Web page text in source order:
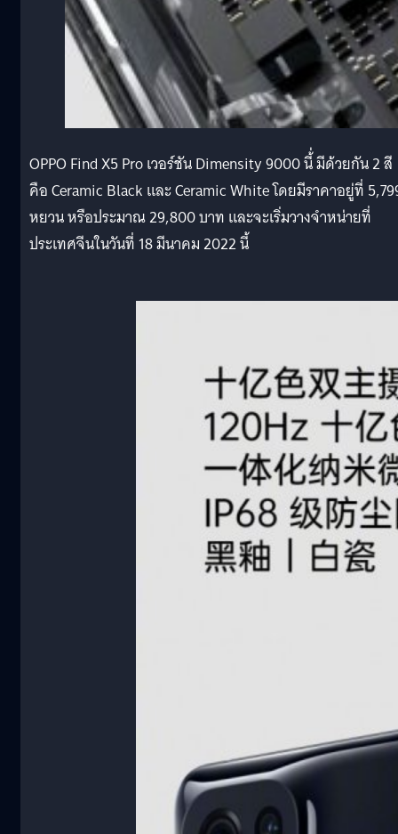
OPPO Find X5 Pro เวอร์ชัน Dimensity 9000 นี้่ มีด้วยกัน 2 สี
คือ Ceramic Black และ Ceramic White โดยมีราคาอยู่ที่
หยวน หรือประมาณ 29,800 บาท และจะเริ่มวางจำหน่ายที่
ประเทศจีนในวันที่ 18 มีนาคม 2022 นี้